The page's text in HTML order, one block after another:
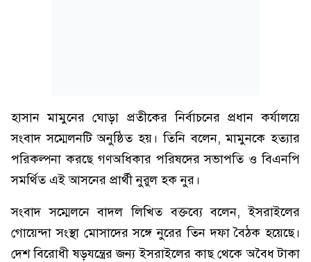
হাসান মামুনের ঘোড়া প্রতীকের নির্বাচনের প্রধান কর্যালয়ে
সংবাদ সম্মেলনটি অনুষ্ঠিত হয়। তিনি বলেন, মামুনকে হত্যার
পরিকল্পনা করছে গণঅধিকার পরিষদের সভাপতি ও বিএনপি
সমর্থিত এই আসনের প্রার্থী নুরুল হক নুর।
সংবাদ সম্মেলনে বাদল লিখিত বক্তব্যে বলেন, ইসরাইলের
গোয়েন্দা সংস্থা মোসাদের সঙ্গে নুরের তিন দফা বৈঠক হয়েছে।
দেশ বিরোধী ষড়যন্ত্রের জন্য ইসরাইলের কাছ থেকে অবৈধ টাকা